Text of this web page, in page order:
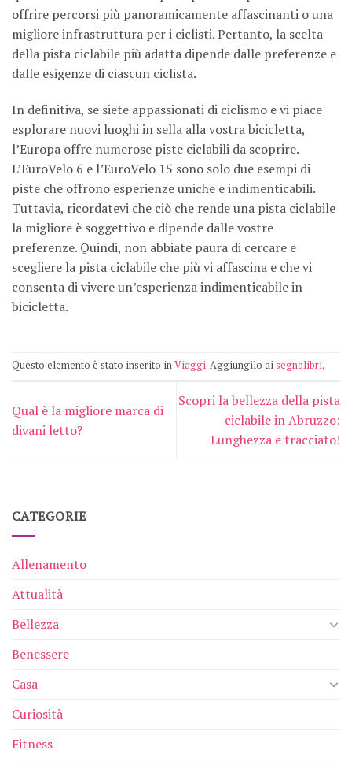
offrire percorsi più panoramicamente affascinanti o una
migliore infrastruttura per i ciclisti. Pertanto, la scelta
della pista ciclabile più adatta dipende dalle preferenze e
dalle esigenze di ciascun ciclista.
In definitiva, se siete appassionati di ciclismo e vi piace
esplorare nuovi luoghi in sella alla vostra bicicletta,
l’Europa offre numerose piste ciclabili da scoprire.
L’EuroVelo 6 e l’EuroVelo 15 sono solo due esempi di
piste che offrono esperienze uniche e indimenticabili.
Tuttavia, ricordatevi che ciò che rende una pista ciclabile
la migliore è soggettivo e dipende dalle vostre
preferenze. Quindi, non abbiate paura di cercare e
scegliere la pista ciclabile che più vi affascina e che vi
consenta di vivere un’esperienza indimenticabile in
bicicletta.
Questo elemento è stato inserito inViaggi. Aggiungilo aisegnalibri.
Qual è la migliore marca di
divani letto?
Scopri la bellezza della pista
ciclabile in Abruzzo:
Lunghezza e tracciato!
CATEGORIE
Allenamento
Attualità
Bellezza
Benessere
Casa
Curiosità
Fitness